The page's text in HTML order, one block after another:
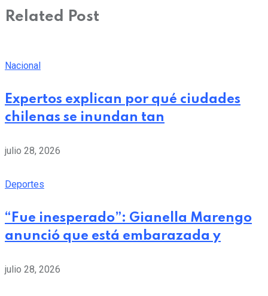
Related Post
Nacional
Expertos explican por qué ciudades
chilenas se inundan tan
julio 28, 2026
Deportes
“Fue inesperado”: Gianella Marengo
anunció que está embarazada y
julio 28, 2026